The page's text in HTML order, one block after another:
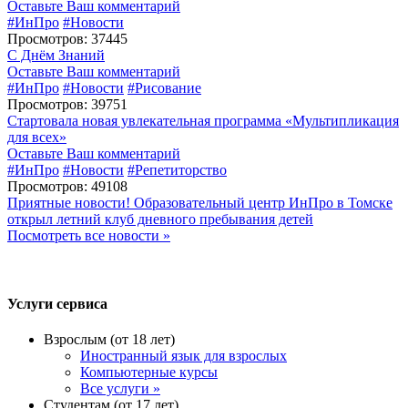
Оставьте Ваш комментарий
#ИнПро #Новости
Просмотров: 37445
С Днём Знаний
Оставьте Ваш комментарий
#ИнПро #Новости #Рисование
Просмотров: 39751
Стартовала новая увлекательная программа «Мультипликация
для всех»
Оставьте Ваш комментарий
#ИнПро #Новости #Репетиторство
Просмотров: 49108
Приятные новости! Образовательный центр ИнПро в Томске
открыл летний клуб дневного пребывания детей
Посмотреть все новости »
Услуги сервиса
Взрослым (от 18 лет)
Иностранный язык для взрослых
Компьютерные курсы
Все услуги »